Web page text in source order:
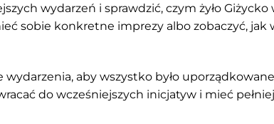
wydarzeń i sprawdzić, czym żyło
sobie konkretne imprezy albo zobaczyć, jak
aby wszystko było
do wcześniejszych inicjatyw i mieć